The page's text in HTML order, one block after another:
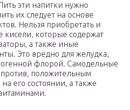
эти напитки нужно
их следует на основе
Нельзя приобретать и
кисели, которые содержат
а также иные
Это вредно для желудка,
флорой. Самодельные
положительным
его состоянии, а также